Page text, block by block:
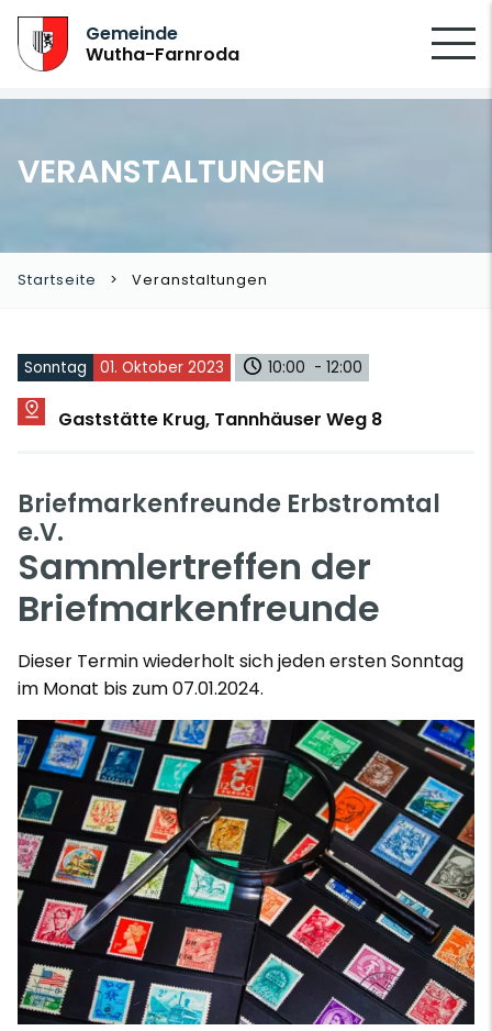
Gemeinde
Wutha-Farnroda
VERANSTALTUNGEN
Startseite Veranstaltungen
Sonntag 01. Oktober 2023 10:00 - 12:00
Gaststätte Krug, Tannhäuser Weg 8
Briefmarkenfreunde Erbstromtal
e.V.
Sammlertreffen der
Briefmarkenfreunde
Dieser Termin wiederholt sich jeden ersten Sonntag
im Monat bis zum 07.01.2024.